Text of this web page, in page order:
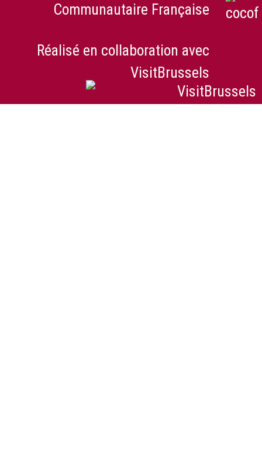
Communautaire Française
Réalisé en collaboration avec
VisitBrussels